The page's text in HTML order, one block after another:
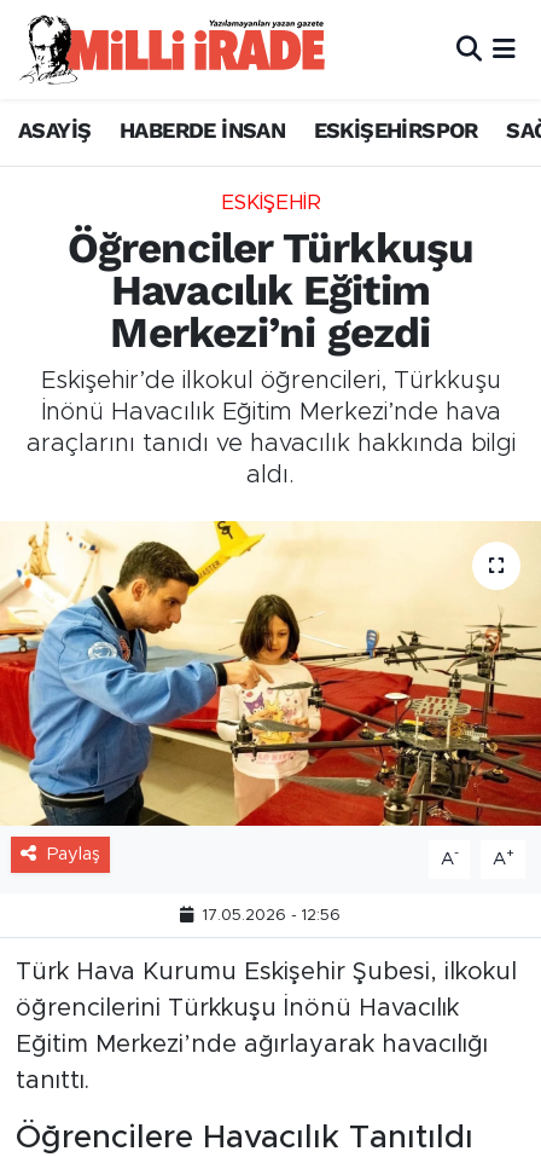
ASAYİŞ HABERDE İNSAN ESKİŞEHİRSPOR
ESKİŞEHİR
Öğrenciler Türkkuşu
Havacılık Eğitim
Merkezi’ni gezdi
Eskişehir’de ilkokul öğrencileri, Türkkuşu
İnönü Havacılık Eğitim Merkezi’nde hava
araçlarını tanıdı ve havacılık hakkında bilgi
aldı.
Paylaş A- A+
17.05.2026 - 12:56
Türk Hava Kurumu Eskişehir Şubesi, ilkokul
öğrencilerini Türkkuşu İnönü Havacılık
Eğitim Merkezi’nde ağırlayarak havacılığı
tanıttı.
Öğrencilere Havacılık Tanıtıldı